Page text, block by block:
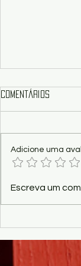
Crítica/Show -
cultural de
Comentários
Adicione uma
Escreva um